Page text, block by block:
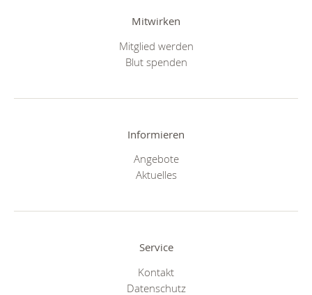
Mitwirken
Mitglied werden
Blut spenden
Informieren
Angebote
Aktuelles
Service
Kontakt
Datenschutz